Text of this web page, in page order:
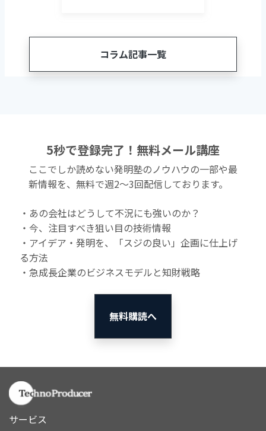
コラム記事一覧
5秒で登録完了！無料メール講座
ここでしか読めない発明塾のノウハウの一部や最
新情報を、無料で週2〜3回配信しております。
・あの会社はどうして不況にも強いのか？
・今、注目すべき狙い目の技術情報
・アイデア・発明を、「スジの良い」企画に仕上げ
る方法
・急成長企業のビジネスモデルと知財戦略
無料購読へ
サービス